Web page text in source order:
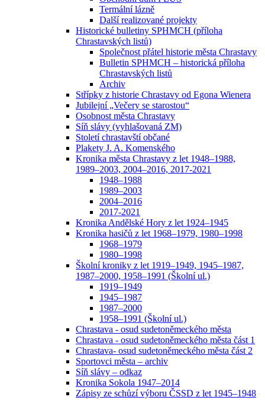
Termální lázně
Další realizované projekty
Historické bulletiny SPHMCH (příloha
Chrastavských listů)
Společnost přátel historie města Chrastavy
Bulletin SPHMCH – historická příloha
Chrastavských listů
Archiv
Střípky z historie Chrastavy od Egona Wienera
Jubilejní „Večery se starostou“
Osobnost města Chrastavy
Síň slávy (vyhlašovaná ZM)
Století chrastavští občané
Plakety J. A. Komenského
Kronika města Chrastavy z let 1948–1988,
1989–2003, 2004–2016, 2017-2021
1948–1988
1989–2003
2004–2016
2017-2021
Kronika Andělské Hory z let 1924–1945
Kronika hasičů z let 1968–1979, 1980–1998
1968–1979
1980–1998
Školní kroniky z let 1919–1949, 1945–1987,
1987–2000, 1958–1991 (Školní ul.)
1919–1949
1945–1987
1987–2000
1958–1991 (Školní ul.)
Chrastava - osud sudetoněmeckého města
Chrastava - osud sudetoněmeckého města část 1
Chrastava- osud sudetoněmeckého města část 2
Sportovci města – archiv
Síň slávy – odkaz
Kronika Sokola 1947–2014
Zápisy ze schůzí výboru ČSSD z let 1945–1948